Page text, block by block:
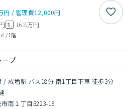
円 /管理費12,000円
礼 16.8万円
/ 1階
ブ
/ 成増駅 バス18分 南1丁目下車 徒歩3分
南１丁目5223-19